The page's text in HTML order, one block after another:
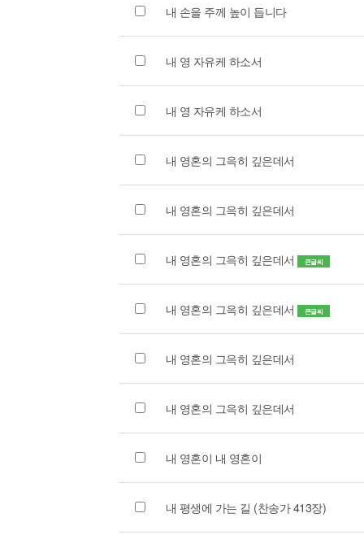
내 손을 주께 높이 듭니다
내 영 자유케 하소서
내 영 자유케 하소서
내 영혼의 그윽히 깊은데서
내 영혼의 그윽히 깊은데서
내 영혼의 그윽히 깊은데서 큰글씨
내 영혼의 그윽히 깊은데서 큰글씨
내 영혼의 그윽히 깊은데서
내 영혼의 그윽히 깊은데서
내 영혼이 내 영혼이
내 평생에 가는 길 (찬송가 413장)